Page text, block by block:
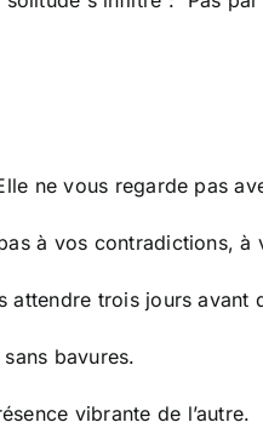
ne vous regarde pas
à vos contradictions, à
trois jours avant
bavures.
vibrante de l’autre.